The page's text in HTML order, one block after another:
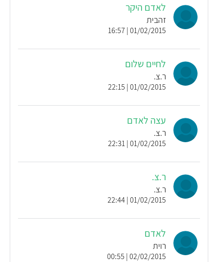
לאדם היקר
זהבית
01/02/2015 | 16:57
לחיים שלום
ר.צ.
01/02/2015 | 22:15
עצה לאדם
ר.צ.
01/02/2015 | 22:31
ר.צ.
ר.צ.
01/02/2015 | 22:44
לאדם
רוית
02/02/2015 | 00:55